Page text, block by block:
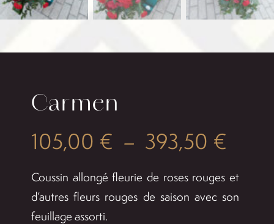
Carmen
105,00 € – 393,50 €
de
prix :
Coussin allongé fleurie de roses rouges et
d’autres fleurs rouges de saison avec son
feuillage assorti.